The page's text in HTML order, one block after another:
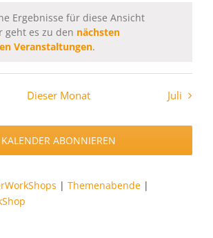
Ergebnisse für diese Ansicht
geht es zu den nächsten
Veranstaltungen.
Dieser Monat Juli
KALENDER ABONNIEREN
| Themenabende |